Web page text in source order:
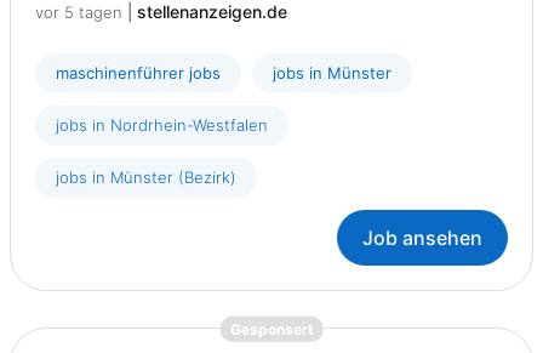
vor 5 tagen stellenanzeigen.de
maschinenführer jobs jobs in Münster
jobs in Nordrhein-Westfalen
jobs in Münster (Bezirk)
Job ansehen
Gesponsert{prompt.job}